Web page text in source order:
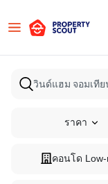
ราคา
คอนโด